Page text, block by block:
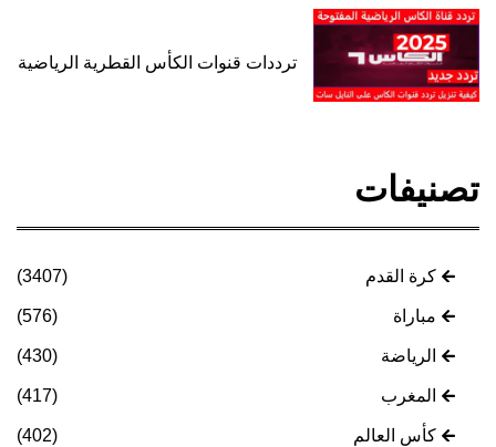
ترددات قنوات الكأس القطرية الرياضية
تصنيفات
كرة القدم (3407)
مباراة (576)
الرياضة (430)
المغرب (417)
كأس العالم (402)